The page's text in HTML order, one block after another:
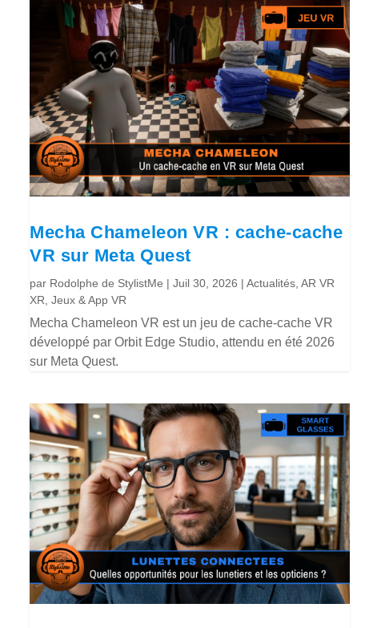
Mecha Chameleon VR : cache-cache
VR sur Meta Quest
par Rodolphe de StylistMe |Juil 30, 2026 |Actualités ,AR VR
XR ,Jeux & App VR
Mecha Chameleon VR est un jeu de cache-cache VR
développé par Orbit Edge Studio, attendu en été 2026
sur Meta Quest.